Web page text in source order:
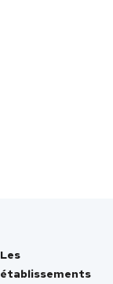
Les
établissements